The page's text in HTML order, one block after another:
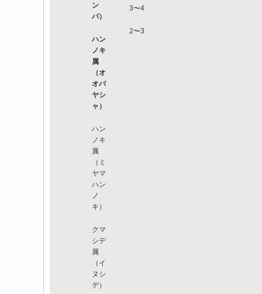
ン
バ）
ハン
ノキ
属
（オ
オバ
ヤシ
ャ）
ハン
ノキ
属
（ミ
ヤマ
ハン
ノ
キ）
クマ
シデ
属
（イ
ヌシ
デ）
3〜4
2〜3